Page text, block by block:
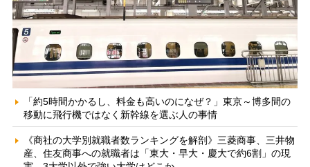
「約5時間かかるし、料金も高いのになぜ？」東京～博多間の
移動に飛行機ではなく新幹線を選ぶ人の事情
《商社の大学別就職者数ランキングを解剖》三菱商事、三井物
産、住友商事への就職者は「東大・早大・慶大で約6割」の現